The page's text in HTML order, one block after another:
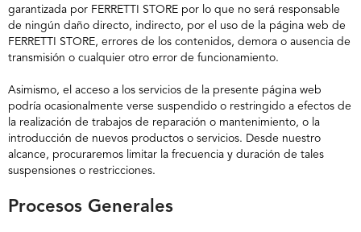
garantizada por FERRETTI STORE por lo que no será responsable
de ningún daño directo, indirecto, por el uso de la página web de
FERRETTI STORE, errores de los contenidos, demora o ausencia de
transmisión o cualquier otro error de funcionamiento.
Asimismo, el acceso a los servicios de la presente página web
podría ocasionalmente verse suspendido o restringido a efectos de
la realización de trabajos de reparación o mantenimiento, o la
introducción de nuevos productos o servicios. Desde nuestro
alcance, procuraremos limitar la frecuencia y duración de tales
suspensiones o restricciones.
Procesos Generales